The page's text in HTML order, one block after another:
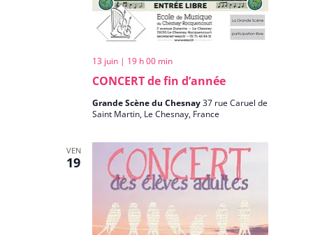
CONCERT de fin d’année
13 juin | 19 h 00 min
Grande Scène du Chesnay37 rue Caruel de
Saint Martin, Le Chesnay, France
VEN
19